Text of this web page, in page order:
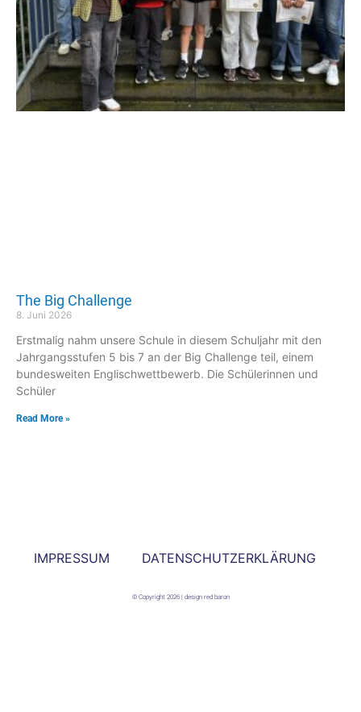
The Big Challenge
8. Juni 2026
Erstmalig nahm unsere Schule in diesem Schuljahr mit den
Jahrgangsstufen 5 bis 7 an der Big Challenge teil, einem
bundesweiten Englischwettbewerb. Die Schülerinnen und
Schüler
Read More »
IMPRESSUM DATENSCHUTZERKLÄRUNG
© Copyright 2026 | design red baron